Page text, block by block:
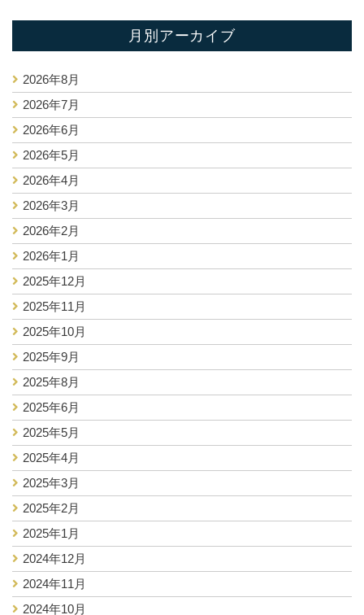
月別アーカイブ
2026年8月
2026年7月
2026年6月
2026年5月
2026年4月
2026年3月
2026年2月
2026年1月
2025年12月
2025年11月
2025年10月
2025年9月
2025年8月
2025年6月
2025年5月
2025年4月
2025年3月
2025年2月
2025年1月
2024年12月
2024年11月
2024年10月